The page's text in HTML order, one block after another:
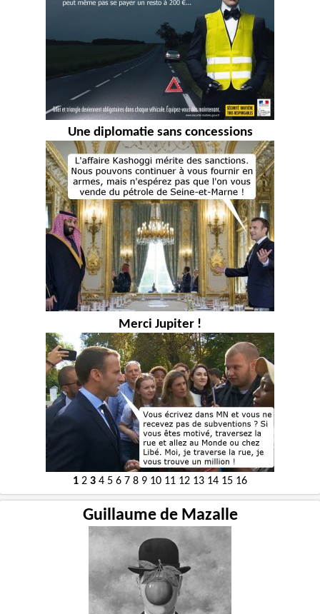
Une diplomatie sans concessions
Merci Jupiter !
1 2 3 4 5 6 7 8 9 10 11 12 13 14 15 16
Guillaume de Mazalle